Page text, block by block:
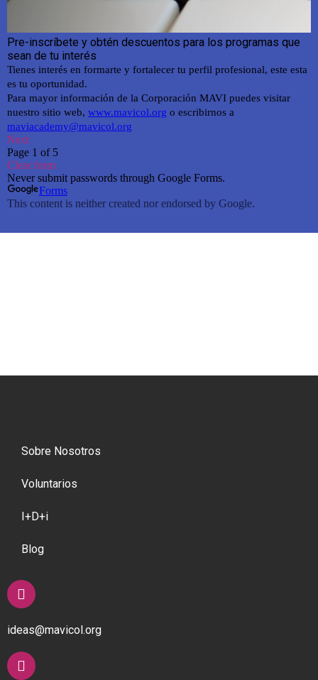
Sobre Nosotros
Voluntarios
I+D+i
Blog
ideas@mavicol.org